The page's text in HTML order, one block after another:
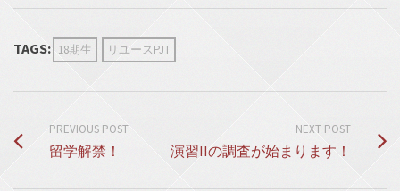
TAGS: 18期生 リユースPJT
PREVIOUS POST
留学解禁！
NEXT POST
演習IIの調査が始まります！